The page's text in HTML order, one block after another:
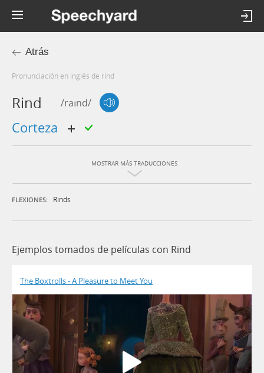
Atrás
Pronunciación en inglés de rind
Rind /raɪnd/
corteza
MOSTRAR MÁS TRADUCCIONES
FLEXIONES: Rinds
Ejemplos tomados de películas con Rind
The Boxtrolls - A Pleasure to Meet You